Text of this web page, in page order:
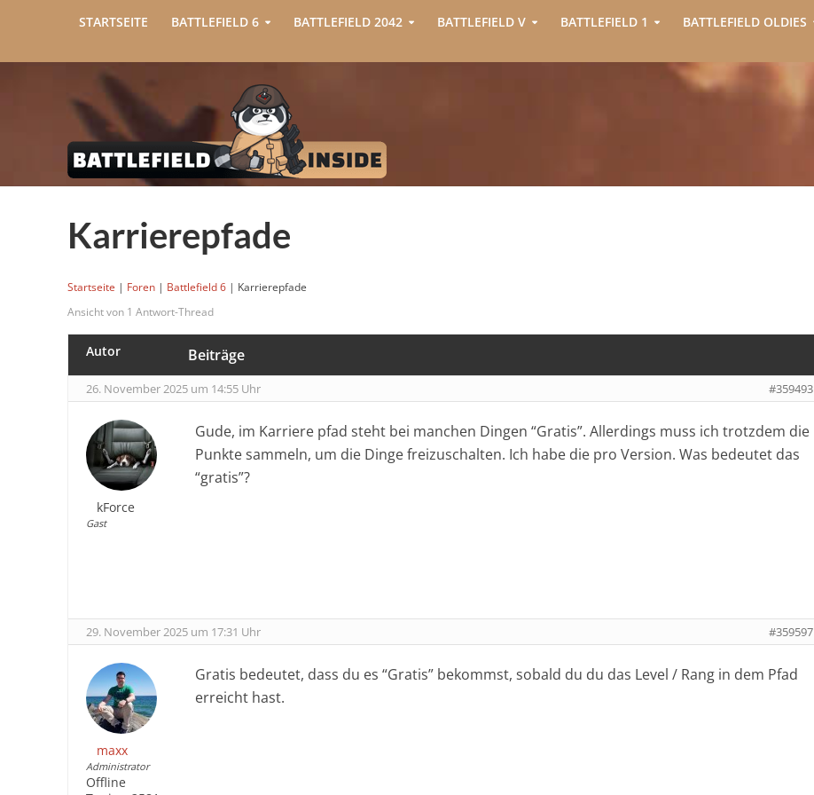
STARTSEITE BATTLEFIELD 6 BATTLEFIELD 2042 BATTLEFIELD V BATTLEFIELD 1 BATTLEFIELD OLDIES
Karrierepfade
Startseite | Foren | Battlefield 6 | Karrierepfade
Ansicht von 1 Antwort-Thread
Autor Beiträge
26. November 2025 um 14:55 Uhr #359493
kForce
Gast
Gude, im Karriere pfad steht bei manchen Dingen “Gratis”. Allerdings muss ich trotzdem die
Punkte sammeln, um die Dinge freizuschalten. Ich habe die pro Version. Was bedeutet das
“gratis”?
29. November 2025 um 17:31 Uhr #359597
maxx
Administrator
Offline
Gratis bedeutet, dass du es “Gratis” bekommst, sobald du du das Level / Rang in dem Pfad
erreicht hast.